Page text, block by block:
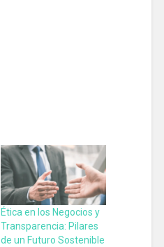
Ética en los Negocios y
Transparencia: Pilares
de un Futuro Sostenible